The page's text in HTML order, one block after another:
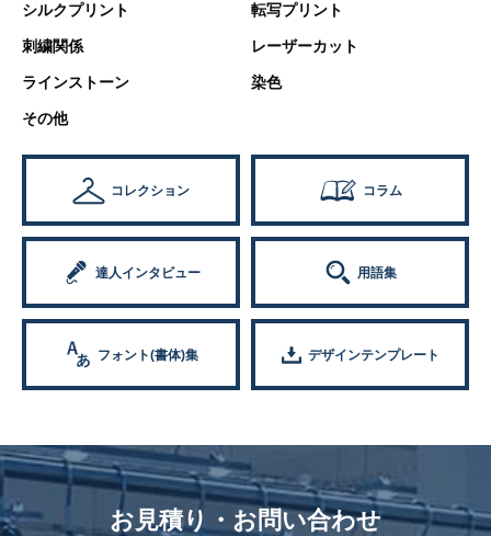
シルクプリント 転写プリント
刺繍関係 レーザーカット
ラインストーン 染色
その他
コレクション コラム
達人インタビュー 用語集
フォント(書体)集 デザインテンプレート
お見積り・お問い合わせ